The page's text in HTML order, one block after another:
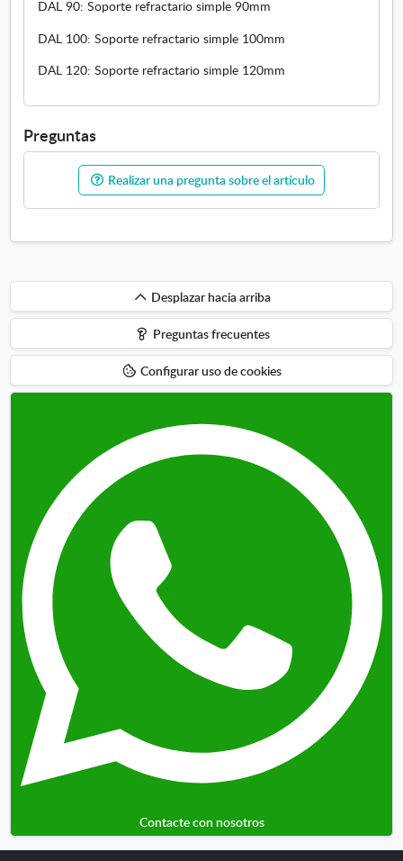
DAL 90: Soporte refractario simple 90mm
DAL 100: Soporte refractario simple 100mm
DAL 120: Soporte refractario simple 120mm
Preguntas
Realizar una pregunta sobre el artículo
Desplazar
hacia
arriba
Desplazar hacia arriba
Preguntas frecuentes
Configurar uso de cookies
Contacte con nosotros